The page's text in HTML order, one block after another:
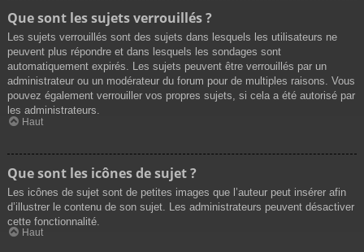
Que sont les sujets verrouillés ?
Les sujets verrouillés sont des sujets dans lesquels les utilisateurs ne
peuvent plus répondre et dans lesquels les sondages sont
automatiquement expirés. Les sujets peuvent être verrouillés par un
administrateur ou un modérateur du forum pour de multiples raisons. Vous
pouvez également verrouiller vos propres sujets, si cela a été autorisé par
les administrateurs.
Haut
Que sont les icônes de sujet ?
Les icônes de sujet sont de petites images que l’auteur peut insérer afin
d’illustrer le contenu de son sujet. Les administrateurs peuvent désactiver
cette fonctionnalité.
Haut